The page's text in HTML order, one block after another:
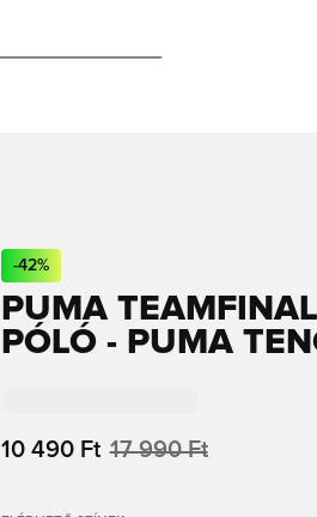
-42%
PUMA
PÓLÓ - PUMA
10 490 Ft 17 990 Ft